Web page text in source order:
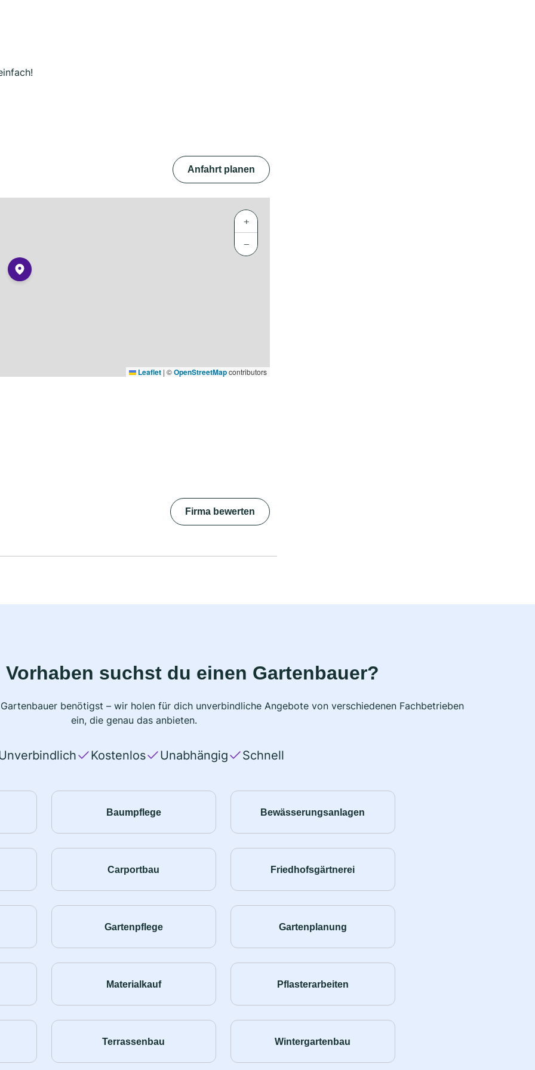
Anfahrt planen
+
−
Leaflet | ©OpenStreetMapcontributors
Firma bewerten
suchst du einen Gartenbauer?
benötigst – wir holen für dich unverbindliche Angebote von verschiedenen Fachbetrieben
ein, die genau das anbieten.
Kostenlos Unabhängig Schnell
Baumpflege Bewässerungsanlagen
Carportbau Friedhofsgärtnerei
Gartenpflege Gartenplanung
Materialkauf Pflasterarbeiten
Terrassenbau Wintergartenbau